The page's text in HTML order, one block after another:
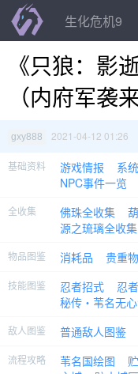
生化危机9
《只狼：影
（内府军袭来
gxy888 2021-04-12 01:26
基础资料 游戏情报 系
NPC事件一览
全收集 佛珠全收集
源之琉璃全收集
物品图鉴 消耗品 贵重
技能图鉴 忍者招式 忍
秘传・苇名无
敌人图鉴 普通敌人图鉴
流程攻略 苇名国绘图